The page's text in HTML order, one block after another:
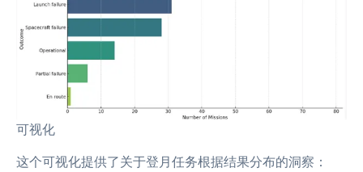
可视化
这个可视化提供了关于登月任务根据结果分布的洞察：